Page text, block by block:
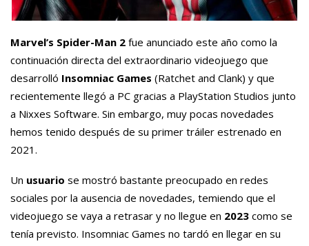
Marvel’s Spider-Man 2 fue anunciado este año como la
continuación directa del extraordinario videojuego que
desarrolló Insomniac Games (Ratchet and Clank) y que
recientemente llegó a PC gracias a PlayStation Studios junto
a Nixxes Software. Sin embargo, muy pocas novedades
hemos tenido después de su primer tráiler estrenado en
2021.
Un usuario se mostró bastante preocupado en redes
sociales por la ausencia de novedades, temiendo que el
videojuego se vaya a retrasar y no llegue en 2023 como se
tenía previsto. Insomniac Games no tardó en llegar en su